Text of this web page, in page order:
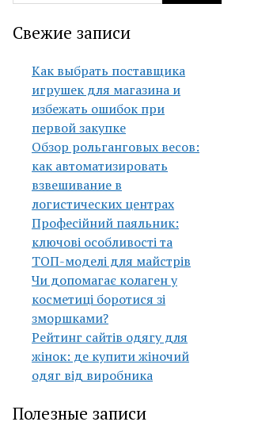
Свежие записи
Как выбрать поставщика
игрушек для магазина и
избежать ошибок при
первой закупке
Обзор рольганговых весов:
как автоматизировать
взвешивание в
логистических центрах
Професійний паяльник:
ключові особливості та
ТОП-моделі для майстрів
Чи допомагає колаген у
косметиці боротися зі
зморшками?
Рейтинг сайтів одягу для
жінок: де купити жіночий
одяг від виробника
Полезные записи